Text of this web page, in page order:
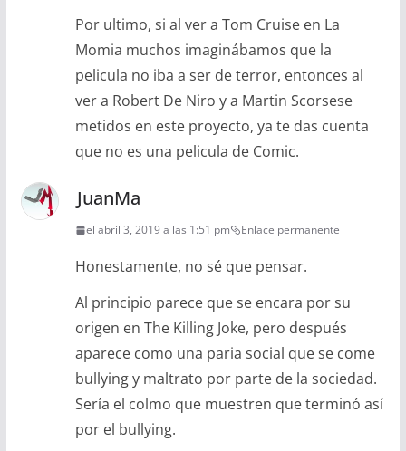
Por ultimo, si al ver a Tom Cruise en La
Momia muchos imaginábamos que la
pelicula no iba a ser de terror, entonces al
ver a Robert De Niro y a Martin Scorsese
metidos en este proyecto, ya te das cuenta
que no es una pelicula de Comic.
JuanMa
el abril 3, 2019 a las 1:51 pm Enlace permanente
Honestamente, no sé que pensar.
Al principio parece que se encara por su
origen en The Killing Joke, pero después
aparece como una paria social que se come
bullying y maltrato por parte de la sociedad.
Sería el colmo que muestren que terminó así
por el bullying.